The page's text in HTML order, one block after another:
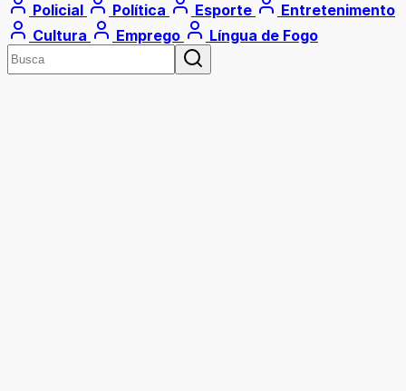
Policial
Política Esporte
Entretenimento
Cultura
Emprego Língua de Fogo